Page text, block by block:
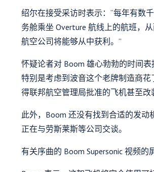
绍尔在接受采访时表示：“每年有数
务舱乘坐 Overture 航线上的航班，从
航空公司将能够从中获利。”
怀疑论者对 Boom 雄心勃勃的时间表
特别是考虑到波音这个老牌制造商花
得联邦航空管理局批准的飞机甚至改
此外，Boom 还没有找到合适的发动
正在与劳斯莱斯等公司交谈。
有关序曲的 Boom Supersonic 视频的